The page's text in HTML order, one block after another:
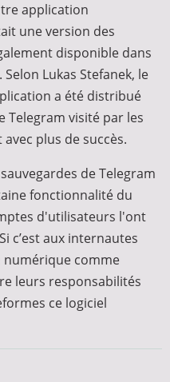
application
une version des
disponible dans
Lukas Stefanek, le
a été distribué
Telegram visité par les
plus de succès.
de Telegram
fonctionnalité du
d'utilisateurs l'ont
c’est aux internautes
numérique comme
leurs responsabilités
ce logiciel